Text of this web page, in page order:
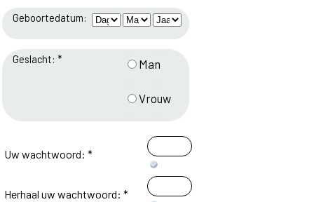
Geboortedatum:
Geslacht: * Man
Vrouw
Uw wachtwoord: *
Herhaal uw wachtwoord: *